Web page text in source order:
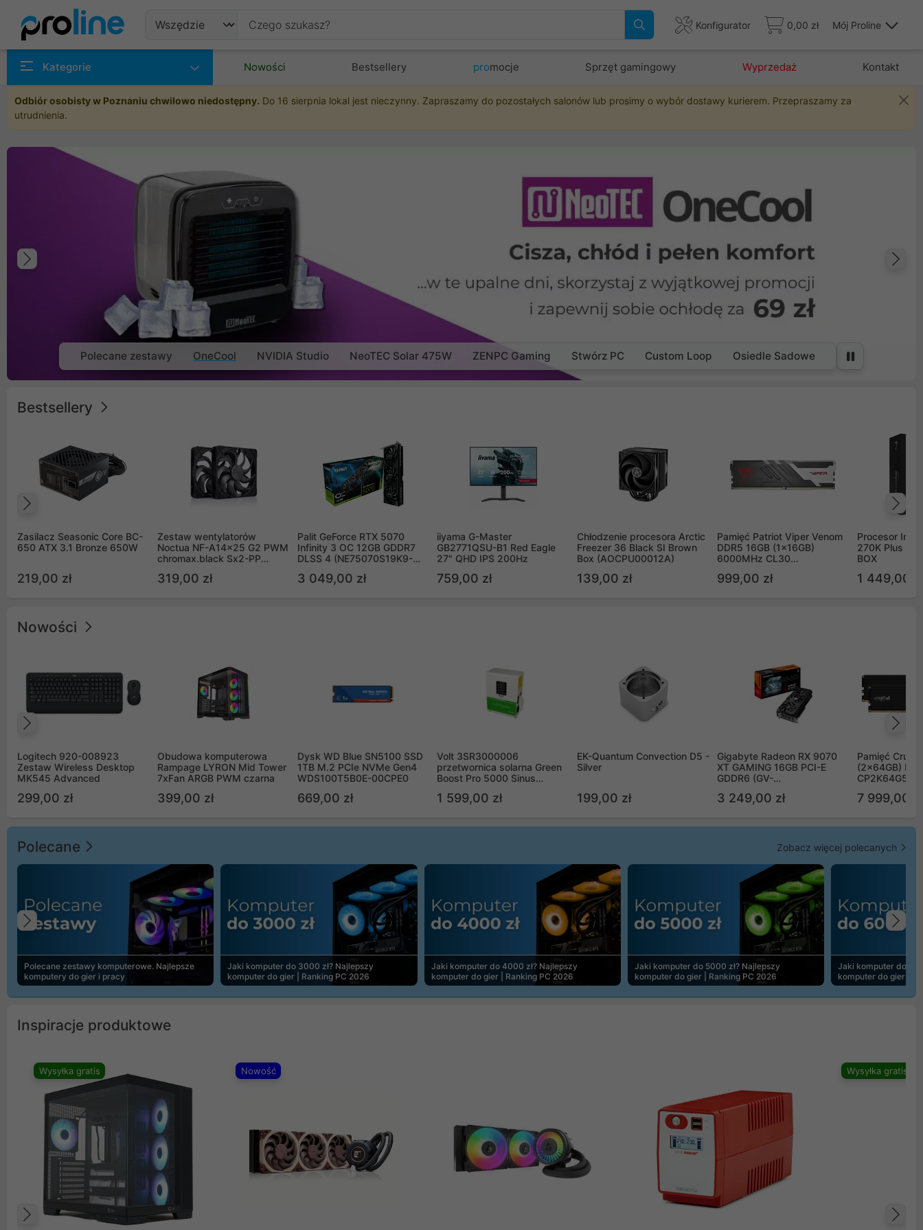
Konfigurator 0,00 zł Mój Proline
Kategorie Nowości Bestsellery promocje Sprzęt gamingowy Wyprzedaż Kontakt
Odbiór osobisty w Poznaniu chwilowo niedostępny. Do 16 sierpnia lokal jest nieczynny. Zapraszamy do pozostałych salonów lub prosimy o wybór dostawy kurierem. Przepraszamy za
utrudnienia.
Poprzedni
Polecane zestawy OneCool NVIDIA Studio NeoTEC Solar 475W ZENPC Gaming Stwórz PC Custom Loop Osiedle Sadowe
Bestsellery
Zasilacz Seasonic Core BC-
650 ATX 3.1 Bronze 650W
219,00 zł
Zestaw wentylatorów
Noctua NF-A14x25 G2 PWM
chromax.black Sx2-PP
(2szt)
319,00 zł
Palit GeForce RTX 5070
Infinity 3 OC 12GB GDDR7
DLSS 4 (NE75070S19K9-
3 049,00 zł
iiyama G-Master
GB2771QSU-B1 Red Eagle
27" QHD IPS 200Hz
759,00 zł
Chłodzenie procesora Arctic
Freezer 36 Black SI Brown
Box (AOCPU00012A)
139,00 zł
Pamięć Patriot Viper Venom
DDR5 16GB (1x16GB)
6000MHz CL30
999,00 zł
Procesor Intel
270K Plus
BOX
1 449,00 zł
Nowości
Logitech 920-008923
Zestaw Wireless Desktop
MK545 Advanced
299,00 zł
Obudowa komputerowa
Rampage LYRON Mid Tower
7xFan ARGB PWM czarna
399,00 zł
Dysk WD Blue SN5100 SSD
1TB M.2 PCIe NVMe Gen4
WDS100T5B0E-00CPE0
669,00 zł
Volt 3SR3000006
przetwornica solarna Green
Boost Pro 5000 Sinus
1 599,00 zł
EK-Quantum Convection D5 -
Silver
199,00 zł
Gigabyte Radeon RX 9070
XT GAMING 16GB PCI-E
GDDR6 (GV-
3 249,00 zł
Pamięć
(2x64GB)
7 999,00 zł
Polecane Zobacz więcej polecanych
Polecane zestawy komputerowe. Najlepsze
komputery do gier i pracy
Jaki komputer do 3000 zł? Najlepszy
komputer do gier | Ranking PC 2026
Jaki komputer do 4000 zł? Najlepszy
komputer do gier | Ranking PC 2026
Jaki komputer do 5000 zł? Najlepszy
komputer do gier | Ranking PC 2026
Jaki komputer do
komputer do gier |
Poprzedni
Inspiracje produktowe
Wysyłka gratis Nowość Wysyłka gratis